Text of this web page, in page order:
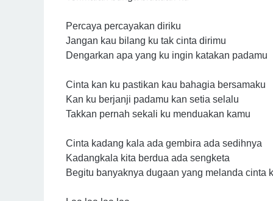
Percaya percayakan diriku
Jangan kau bilang ku tak cinta dirimu
Dengarkan apa yang ku ingin katakan padamu
Cinta kan ku pastikan kau bahagia bersamaku
Kan ku berjanji padamu kan setia selalu
Takkan pernah sekali ku menduakan kamu
Cinta kadang kala ada gembira ada sedihnya
Kadangkala kita berdua ada sengketa
Begitu banyaknya dugaan yang melanda cinta